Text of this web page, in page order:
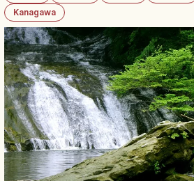
Kanagawa